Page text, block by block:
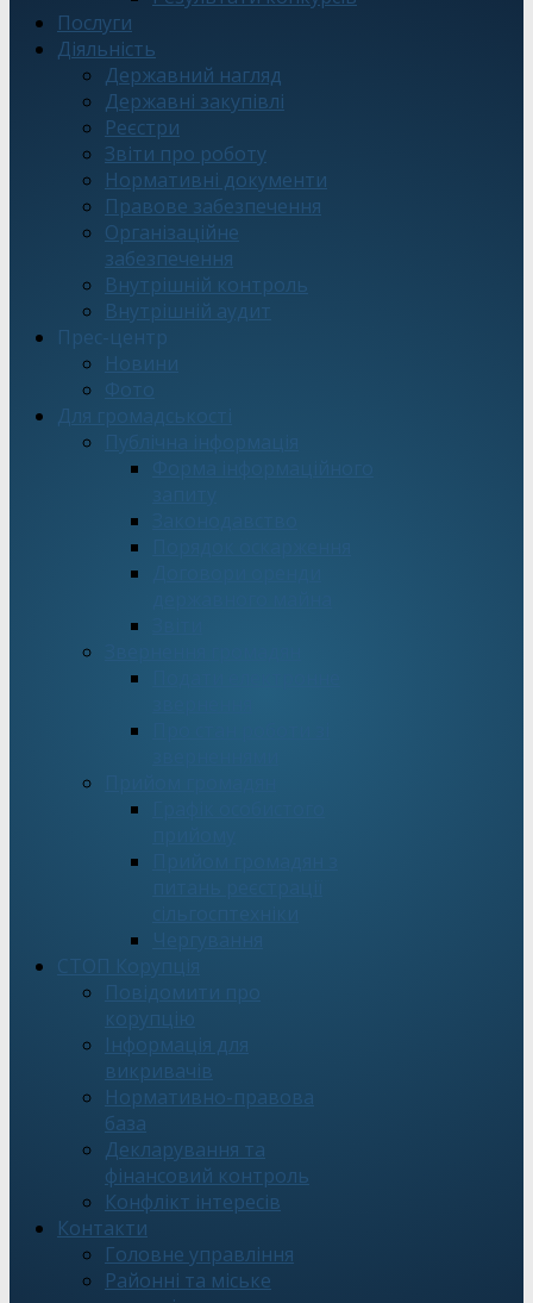
Послуги
Діяльність
Державний нагляд
Державні закупівлі
Реєстри
Звіти про роботу
Нормативні документи
Правове забезпечення
Організаційне
забезпечення
Внутрішній контроль
Внутрішній аудит
Прес-центр
Новини
Фото
Для громадськості
СТОП Корупція
Повідомити про
корупцію
Інформація для
викривачів
Нормативно-правова
база
Декларування та
фінансовий контроль
Конфлікт інтересів
Контакти
Головне управління
Районні та міське